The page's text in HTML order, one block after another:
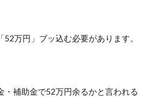
万円」ブッ込む必要があります。
・補助金で52万円余るかと言われる